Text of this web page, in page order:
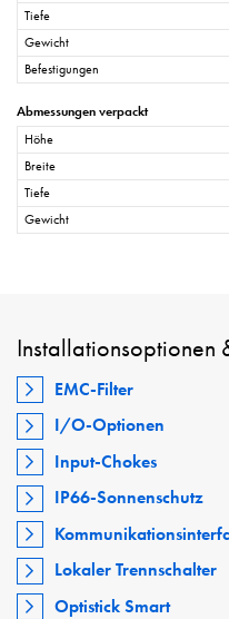
Tiefe
Gewicht
Befestigungen
Abmessungen verpackt
Höhe
Breite
Tiefe
Gewicht
Installationsoptionen
EMC-Filter
I/O-Optionen
Input-Chokes
IP66-Sonnenschutz
Lokaler Trennschalter
Optistick Smart